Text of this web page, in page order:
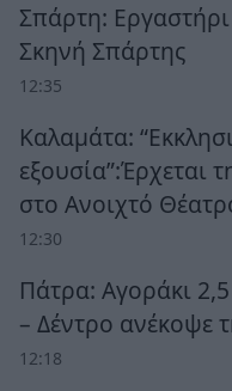
Σπάρτη:
Σκηνή Σπάρτης
12:35
Καλαμάτα:
εξουσία”:Έρχεται
στο Ανοιχτό
12:30
Πάτρα: Αγοράκι
– Δέντρο ανέκοψε
12:18